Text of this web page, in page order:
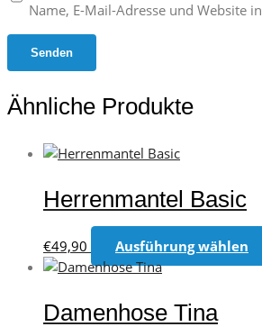
Name, E-Mail-Adresse und Website
Ähnliche Produkte
Herrenmantel Basic
€49,90 Ausführung wählen
Damenhose Tina